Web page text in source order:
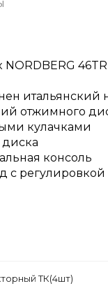
итальянский
отжимного
кулачками
консоль
с регулировкой
ТК(4шт)